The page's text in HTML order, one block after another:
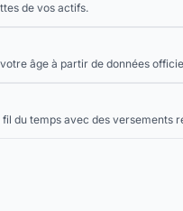
de vos actifs.
âge à partir de données
du temps avec des versements